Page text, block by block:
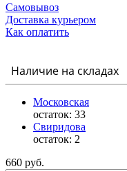
Самовывоз
Доставка курьером
Как оплатить
Наличие на складах
Московская
остаток: 33
Свиридова
остаток: 2
660 руб.